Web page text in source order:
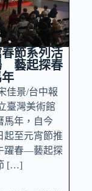
節系列活
藝起探春
佳景/台中報
臺灣美術館
馬年，自今
起至元宵節推
躍春—藝起探
[…]